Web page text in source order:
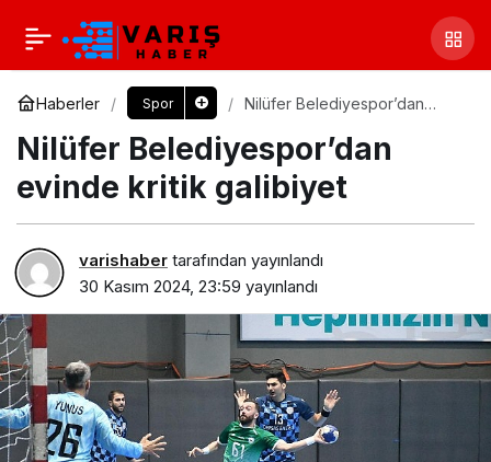
Haberler Spor
Nilüfer Belediyespor’dan
Nilüfer Belediyespor’dan
evinde kritik galibiyet
varishaber tarafından yayınlandı
30 Kasım 2024, 23:59 yayınlandı